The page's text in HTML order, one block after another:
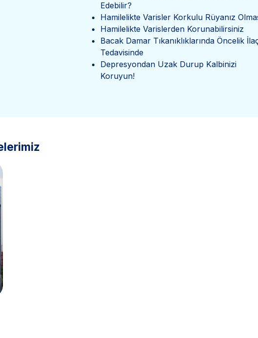
Edebilir?
Hamilelikte Varisler Korkulu Rüyanız
Hamilelikte Varislerden Korunabilirsiniz
Bacak Damar Tıkanıklıklarında Öncelik
Tedavisinde
Depresyondan Uzak Durup Kalbinizi
Koruyun!